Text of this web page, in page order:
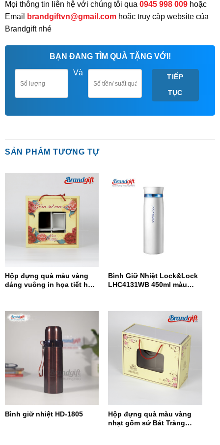
Mọi thông tin liên hệ với chúng tôi qua 0945 998 009hoặc
Email
brandgiftvn@gmail.comhoặc truy cập website của
Brandgift nhé
BẠN ĐANG TÌM QUÀ TẶNG VỚI!
Và
TIẾP
TỤC
SẢN PHẨM TƯƠNG TỰ
Hộp đựng quà màu vàng
dáng vuông in họa tiết hoa
Bình Giữ Nhiệt Lock&Lock
LHC4131WB 450ml màu
Bình giữ nhiệt HD-1805
Hộp đựng quà màu vàng
nhạt gốm sứ Bát Tràng